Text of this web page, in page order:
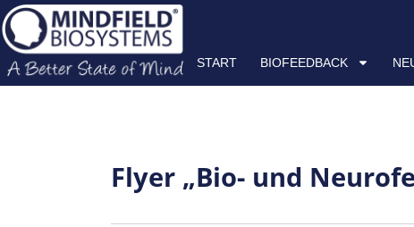
Zum
Inhalt
springen
START BIOFEEDBACK
START BIOFEEDBACK
Flyer „Bio- und